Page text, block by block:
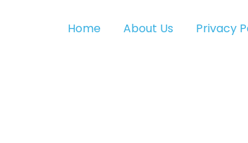
Home About Us Privacy